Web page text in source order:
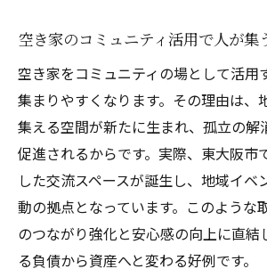
空き家のコミュニティ活用で人が集
空き家をコミュニティの場として活用
集まりやすくなります。その理由は、
集える空間が新たに生まれ、孤立の解
促進されるからです。実際、東大阪市
した交流スペースが誕生し、地域イベ
動の拠点となっています。このような
のつながり強化と安心感の向上に直結
る負債から資産へと変わる好例です。